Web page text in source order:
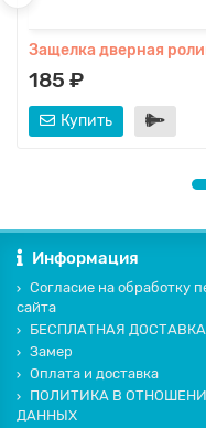
Защелка дверная
185 ₽
Купить
Информация
Согласие на обработку
сайта
БЕСПЛАТНАЯ ДОСТАВКА
Замер
Оплата и доставка
ПОЛИТИКА В
ДАННЫХ